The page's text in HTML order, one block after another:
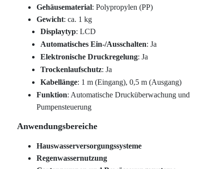
Gehäusematerial: Polypropylen (PP)
Gewicht: ca. 1 kg
Displaytyp: LCD
Automatisches Ein-/Ausschalten: Ja
Elektronische Druckregelung: Ja
Trockenlaufschutz: Ja
Kabellänge: 1 m (Eingang), 0,5 m (Ausgang)
Funktion: Automatische Drucküberwachung und
Pumpensteuerung
Anwendungsbereiche
Hauswasserversorgungssysteme
Regenwassernutzung